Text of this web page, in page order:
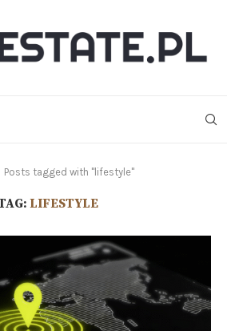
Posts tagged with "lifestyle"
LIFESTYLE